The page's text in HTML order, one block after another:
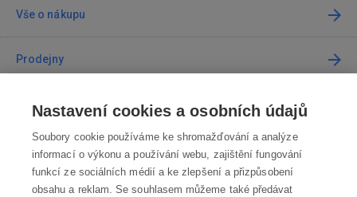
Vše o nákupu
Prodejny
Kontakt
Kontaktujte nás
info@robotworld.cz
Nastavení cookies a osobních údajů
Soubory cookie používáme ke shromažďování a analýze
informací o výkonu a používání webu, zajištění fungování
funkcí ze sociálních médií a ke zlepšení a přizpůsobení
obsahu a reklam. Se souhlasem můžeme také předávat